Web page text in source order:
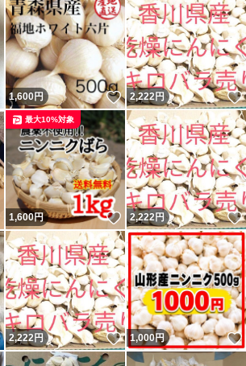
いいね！
1,600円 いいね！
2,222円
いいね！
1,600円 いいね！
最大10%対象
2,222円
いいね！
2,222円 いいね！
1,000円